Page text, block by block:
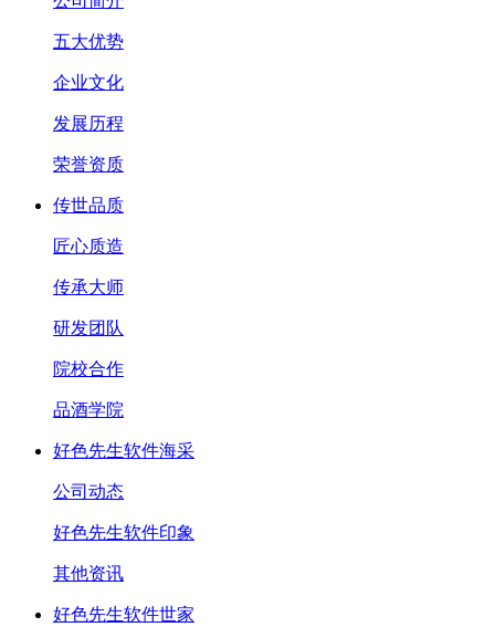
五大优势
企业文化
发展历程
荣誉资质
传世品质
匠心质造
传承大师
研发团队
院校合作
品酒学院
好色先生软件海采
公司动态
好色先生软件印象
其他资讯
好色先生软件世家